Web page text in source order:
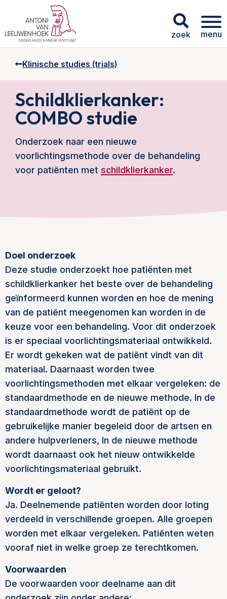
zoek menu
Klinische studies (trials)
Schildklierkanker:
COMBO studie
Onderzoek naar een nieuwe
voorlichtingsmethode over de behandeling
voor patiënten met schildklierkanker.
Doel onderzoek
Deze studie onderzoekt hoe patiënten met
schildklierkanker het beste over de behandeling
geïnformeerd kunnen worden en hoe de mening
van de patiënt meegenomen kan worden in de
keuze voor een behandeling. Voor dit onderzoek
is er speciaal voorlichtingsmateriaal ontwikkeld.
Er wordt gekeken wat de patiënt vindt van dit
materiaal. Daarnaast worden twee
voorlichtingsmethoden met elkaar vergeleken: de
standaardmethode en de nieuwe methode. In de
standaardmethode wordt de patiënt op de
gebruikelijke manier begeleid door de artsen en
andere hulpverleners, In de nieuwe methode
wordt daarnaast ook het nieuw ontwikkelde
voorlichtingsmateriaal gebruikt.
Wordt er geloot?
Ja. Deelnemende patiënten worden door loting
verdeeld in verschillende groepen. Alle groepen
worden met elkaar vergeleken. Patiënten weten
vooraf niet in welke groep ze terechtkomen.
Voorwaarden
De voorwaarden voor deelname aan dit